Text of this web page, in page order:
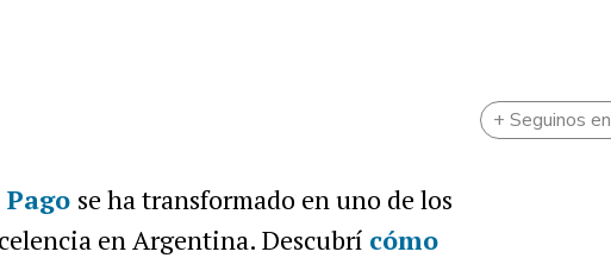
+ Seguinos en
se ha transformado en uno de los
en Argentina. Descubrí cómo